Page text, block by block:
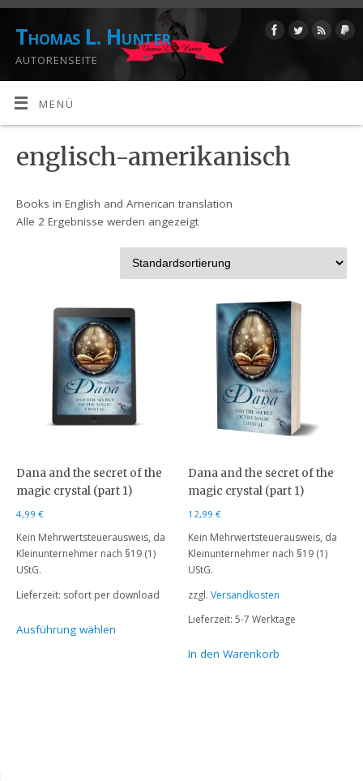
Thomas L. Hunter
AUTORENSEITE
MENÜ
englisch-amerikanisch
Books in English and American translation
Alle 2 Ergebnisse werden angezeigt
Dana and the secret of the
magic crystal (part 1)
4,99€
Kein Mehrwertsteuerausweis, da
Kleinunternehmer nach §19 (1)
UStG.
Lieferzeit: sofort per download
Ausführung wählen
Dana and the secret of the
magic crystal (part 1)
12,99€
Kein Mehrwertsteuerausweis, da
Kleinunternehmer nach §19 (1)
UStG.
zzgl.Versandkosten
Lieferzeit:5-7 Werktage
In den Warenkorb